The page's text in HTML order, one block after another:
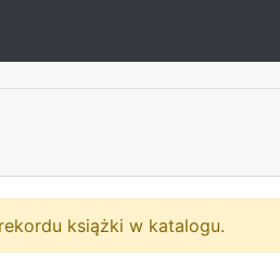
książki w katalogu.